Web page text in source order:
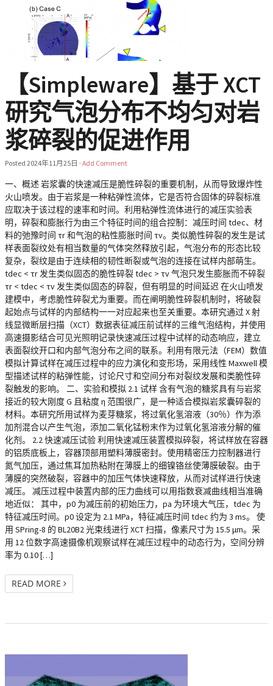
【Simpleware】基于 XCT
研究气泡分布不均匀对岩
浆碎裂的促进作用
Posted 2024年11月25日 · Add Comment
一、概述 岩浆囊的快速减压是脆性碎裂的重要机制，从而导致爆炸性
火山喷发。由于岩浆是一种粘弹性流体，它是否符合固体的碎裂标准
应取决于该过程的速率和时间。利用粘弹性流体进行的减压实验表
明，碎裂和膨胀行为由三个特征时间的组合控制：减压时间 tdec、材
料的弛豫时间 τr 和气泡的粘性膨胀时间 τv。类似脆性碎裂的发生是试
样表面裂纹处有相当数量的气体突然释放引起，气泡分布的形态比较
复杂，裂纹是由于连续相的韧性断裂或气泡的连接在试样内部萌生。
tdec < τr 发生类似固态的脆性碎裂 tdec > τv 气泡只发生膨胀而不碎裂
τr < tdec < τv 发生类似固态的碎裂，但有明显的时间延迟 在火山喷发
建模中，考虑脆性碎裂尤为重要。而在阐明脆性碎裂机制时，将破裂
起始点与试样的内部结构一一对应起来也至关重要。本研究通过 X 射
线显微断层扫描（XCT）数据表征减压前试样的三维气泡结构，并使用
高速摄影结合可见光照明记录快速减压过程中试样的动态响应，建立
表面裂纹开口和内部气泡分布之间的联系。利用有限元法（FEM）数值
模拟计算试样在减压过程中的应力演化和变形场，采用线性 Maxwell 模
型描述试样的粘弹性能，讨论尺寸和空间分布对裂纹发展和类脆性碎
裂触发的影响。 二、实验和模拟 2.1 试样 含有气泡的糖浆具有与岩浆
接近的较大刚度 G 且粘度 η 范围很广，是一种适合模拟岩浆囊碎裂的
材料。本研究所用试样为麦芽糖浆，将过氧化氢溶液（30％）作为添
加剂混合以产生气泡，添加二氧化锰粉末作为过氧化氢溶液分解的催
化剂。 2.2 快速减压试验 利用快速减压装置模拟碎裂，将试样放在容器
的铝质底板上，容器顶部用塑料薄膜密封。使用精密压力控制器进行
氮气加压，通过焦耳加热粘附在薄膜上的细镍铬丝使薄膜破裂。由于
薄膜的突然破裂，容器中的加压气体快速释放，从而对试样进行快速
减压。 减压过程中装置内部的压力曲线可以用指数衰减曲线相当准确
地近似： 其中，p0 为减压前的初始压力，pa 为环境大气压，tdec 为
特征减压时间。p0 设定为 2.1 MPa，特征减压时间 tdec 约为 3 ms。 使
用 SPring-8 的 BL20B2 光束线进行 XCT 扫描，像素尺寸为 15.5 μm。采
用 12 位数字高速摄像机观察试样在减压过程中的动态行为，空间分辨
率为 0.10 […]
READ MORE